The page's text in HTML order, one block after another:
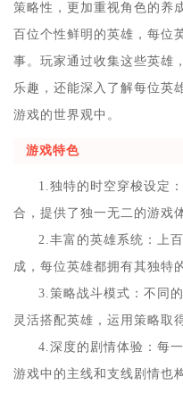
策略性，更加重视角色的养
百位个性鲜明的英雄，每位
事。玩家通过收集这些英雄
乐趣，还能深入了解每位英
游戏的世界观中。
游戏特色
1.独特的时空穿梭设定
合，提供了独一无二的游戏
2.丰富的英雄系统：上
成，每位英雄都拥有其独特
3.策略战斗模式：不同
灵活搭配英雄，运用策略取
4.深度的剧情体验：每
游戏中的主线和支线剧情也